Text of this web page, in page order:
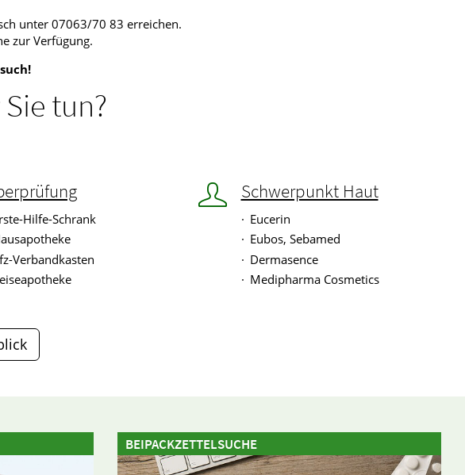
unter 07063/70 83 erreichen.
zur Verfügung.
tun?
Hilfe-Schrank
Verbandkasten
Schwerpunkt Haut
Eucerin
Eubos, Sebamed
Dermasence
Medipharma Cosmetics
BEIPACKZETTELSUCHE